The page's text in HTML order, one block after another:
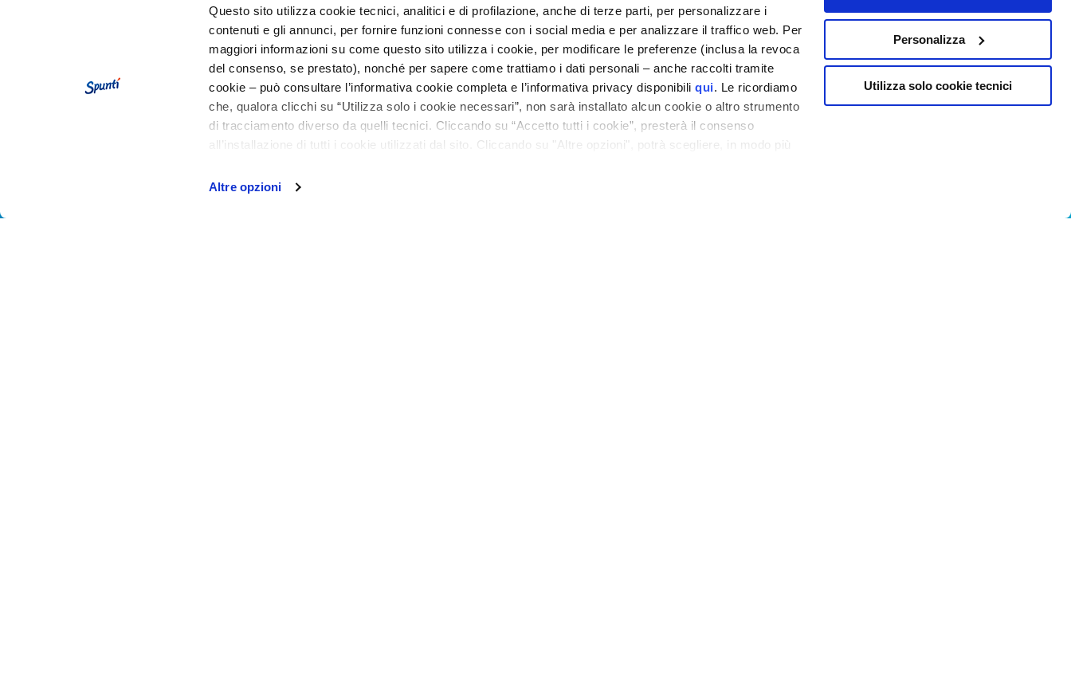
Questo sito utilizza cookie tecnici, analitici e di profilazione, anche di terze parti, per personalizzare i
contenuti e gli annunci, per fornire funzioni connesse con i social media e per analizzare il traffico web. Per
maggiori informazioni su come questo sito utilizza i cookie, per modificare le preferenze (inclusa la revoca
del consenso, se prestato), nonché per sapere come trattiamo i dati personali – anche raccolti tramite
cookie – può consultare l’informativa cookie completa e l’informativa privacy disponibiliqui. Le ricordiamo
che, qualora clicchi su “Utilizza solo i cookie necessari”, non sarà installato alcun cookie o altro strumento
di tracciamento diverso da quelli tecnici. Cliccando su “Accetto tutti i cookie”, presterà il consenso
all’installazione di tutti i cookie utilizzati dal sito. Cliccando su "Altre opzioni", potrà scegliere, in modo più
Altre opzioni
Personalizza
Utilizza solo cookie tecnici
Tagliate i panini, farciteli generosamente con Spuntì, unite i cetriolini tagliati in fettine sottili per il lungo e richiudeteli.
Tagliate a fettine le fragole e la banana ben mondate, radunate tutto in un frullatore, aggiungete il latte, lo zucchero e il ghiaccio e frullate il tutto.
Disponete il frullato in 4 bicchieri e servitelo con i panini.
ALTRE MERENDE DA PREPARARE CON SPUNTÌ